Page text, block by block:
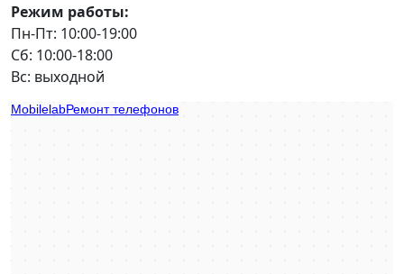
Режим работы:
Пн-Пт: 10:00-19:00
Сб: 10:00-18:00
Вс: выходной